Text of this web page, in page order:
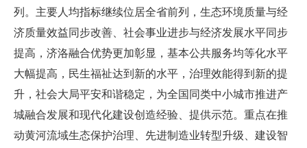
列。主要人均指标继续位居全省前列，生态环境质量与经
济质量效益同步改善、社会事业进步与经济发展水平同步
提高，济洛融合优势更加彰显，基本公共服务均等化水平
大幅提高，民生福祉达到新的水平，治理效能得到新的提
升，社会大局平安和谐稳定，为全国同类中小城市推进产
城融合发展和现代化建设创造经验、提供示范。重点在推
动黄河流域生态保护治理、先进制造业转型升级、建设智